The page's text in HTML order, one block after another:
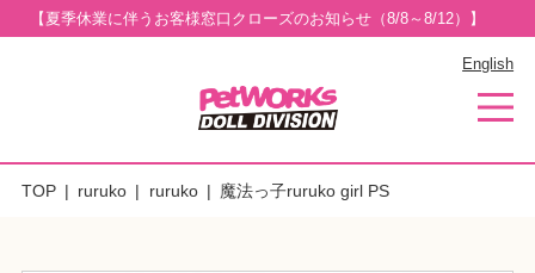
【夏季休業に伴うお客様窓口クローズのお知らせ（8/8～8/12）】
English
TOP ruruko ruruko 魔法っ子ruruko girl PS